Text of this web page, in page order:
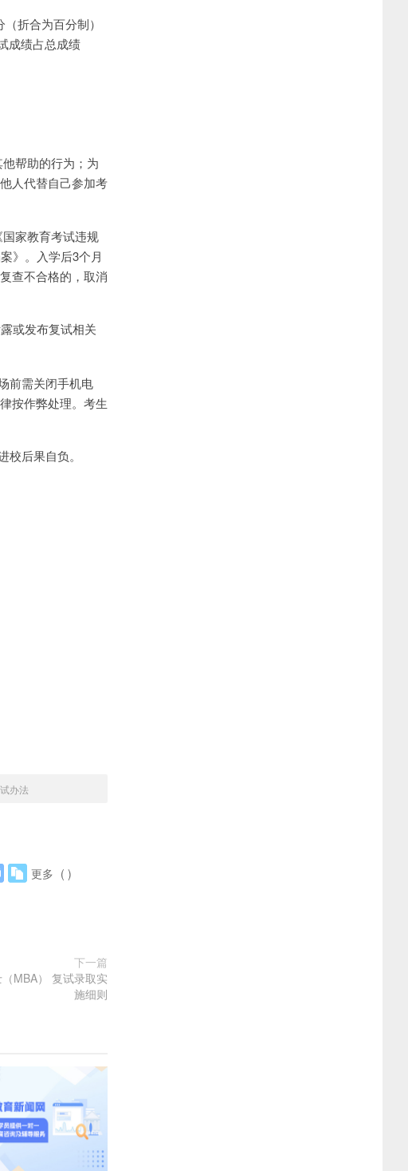
折合为百分制）
成绩占总成绩
帮助的行为；为
人代替自己参加考
家教育考试违规
》。入学后3个月
查不合格的，取消
或发布复试相关
前需关闭手机电
按作弊处理。考生
后果自负。
办法
更多 ( )
下一篇
MBA） 复试录取实
施细则